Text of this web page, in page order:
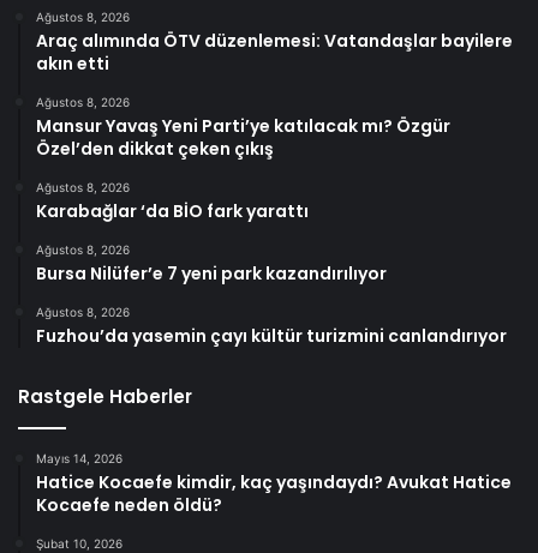
Ağustos 8, 2026
Araç alımında ÖTV düzenlemesi: Vatandaşlar bayilere
akın etti
Ağustos 8, 2026
Mansur Yavaş Yeni Parti’ye katılacak mı? Özgür
Özel’den dikkat çeken çıkış
Ağustos 8, 2026
Karabağlar ‘da BİO fark yarattı
Ağustos 8, 2026
Bursa Nilüfer’e 7 yeni park kazandırılıyor
Ağustos 8, 2026
Fuzhou’da yasemin çayı kültür turizmini canlandırıyor
Rastgele Haberler
Mayıs 14, 2026
Hatice Kocaefe kimdir, kaç yaşındaydı? Avukat Hatice
Kocaefe neden öldü?
Şubat 10, 2026